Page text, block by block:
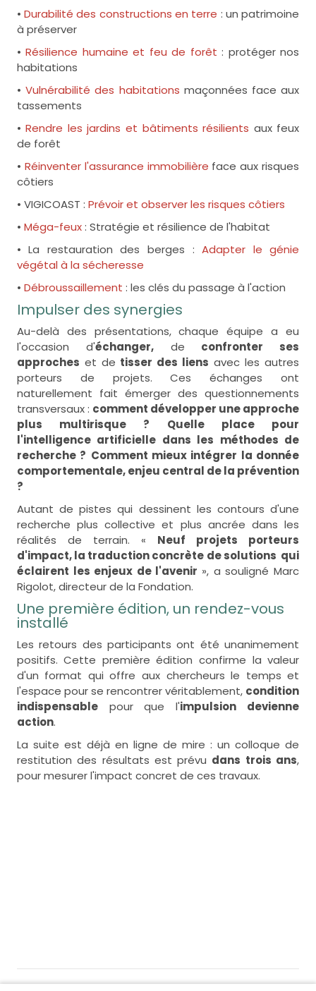
•Durabilité des constructions en terre : un patrimoine
à préserver
•Résilience humaine et feu de forêt : protéger nos
habitations
•Vulnérabilité des habitations maçonnées face aux
tassements
•Rendre les jardins et bâtiments résilients aux feux
de forêt
• Réinventer l'assurance immobilière face aux risques
côtiers
• VIGICOAST : Prévoir et observer les risques côtiers
• Méga-feux: Stratégie et résilience de l'habitat
• La restauration des berges :Adapter le génie
végétal à la sécheresse
• Débroussaillement : les clés du passage à l'action
Impulser des synergies
Au-delà des présentations, chaque équipe a eu
l'occasion d'échanger,de confronter ses
approches et de tisser des liens avec les autres
porteurs de projets. Ces échanges ont
naturellement fait émerger des questionnements
transversaux : comment développer une approche
plus multirisque ?
Quelle place pour
l'intelligence artificielle dans les méthodes de
recherche ? Comment mieux intégrer la donnée
comportementale, enjeu central de la prévention
?
Autant de pistes qui dessinent les contours d'une
recherche plus collective et plus ancrée dans les
réalités de terrain. « Neuf projets porteurs
d'impact, la traduction concrète de solutions qui
éclairent les enjeux de l'avenir », a souligné Marc
Rigolot, directeur de la Fondation.
Une première édition, un rendez-vous
installé
Les retours des participants ont été unanimement
positifs. Cette première édition confirme la valeur
d'un format qui offre aux chercheurs le temps et
l'espace pour se rencontrer véritablement, condition
indispensablepour que l'impulsion devienne
action.
La suite est déjà en ligne de mire : un colloque de
restitution des résultats est prévu dans trois ans,
pour mesurer l'impact concret de ces travaux.